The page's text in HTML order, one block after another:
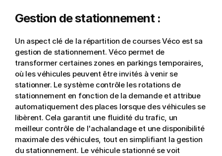
Gestion de stationnement :
Un aspect clé de la répartition de courses Véco est sa
gestion de stationnement. Véco permet de
transformer certaines zones en parkings temporaires,
où les véhicules peuvent être invités à venir se
stationner. Le système contrôle les rotations de
stationnement en fonction de la demande et attribue
automatiquement des places lorsque des véhicules se
libèrent. Cela garantit une fluidité du trafic, un
meilleur contrôle de l'achalandage et une disponibilité
maximale des véhicules, tout en simplifiant la gestion
du stationnement. Le véhicule stationné se voit